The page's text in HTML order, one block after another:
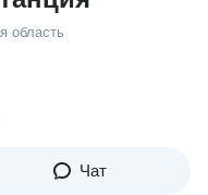
область
Чат